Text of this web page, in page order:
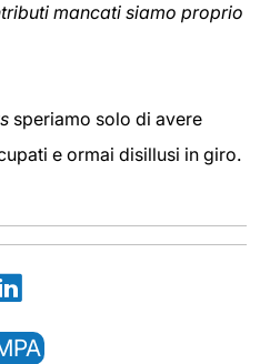
mancati siamo proprio
speriamo solo di avere
e ormai disillusi in giro.